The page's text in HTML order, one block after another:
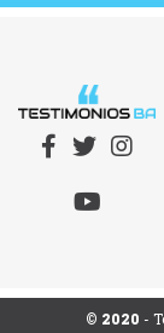
© 2020 -